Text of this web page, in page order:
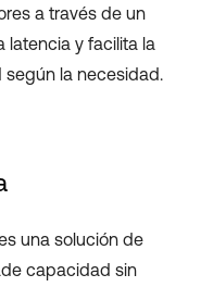
a través de un
latencia y facilita la
la necesidad.
una solución de
capacidad sin